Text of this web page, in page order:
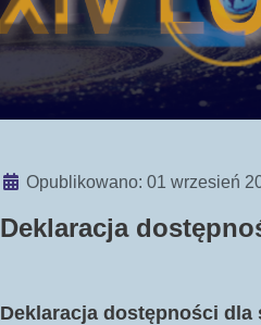
Szczegóły
Opublikowano: 01 wrzesień
Deklaracja
Deklaracja dostępności dla